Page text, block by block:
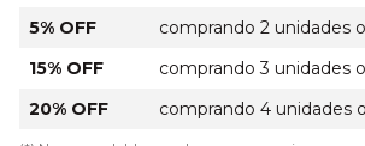
5% OFF
comprando 2 unidades
15% OFF
comprando 3 unidades
20% OFF
comprando 4 unidades